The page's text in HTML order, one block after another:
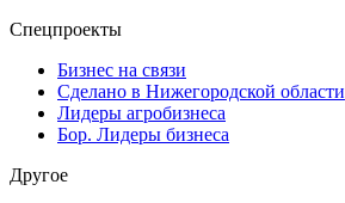
Спецпроекты
Бизнес на связи
Сделано в Нижегородской области
Лидеры агробизнеса
Бор. Лидеры бизнеса
Другое